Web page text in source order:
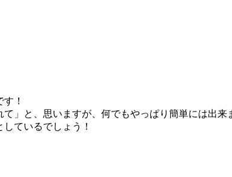
！
」と、思いますが、何でもやっぱり簡単には出来
ているでしょう！